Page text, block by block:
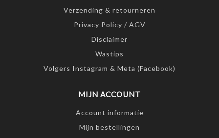
Verzending & retourneren
Privacy Policy / AGV
Disclaimer
Wastips
Volgers Instagram & Meta (Facebook)
MIJN ACCOUNT
Account informatie
Mijn bestellingen